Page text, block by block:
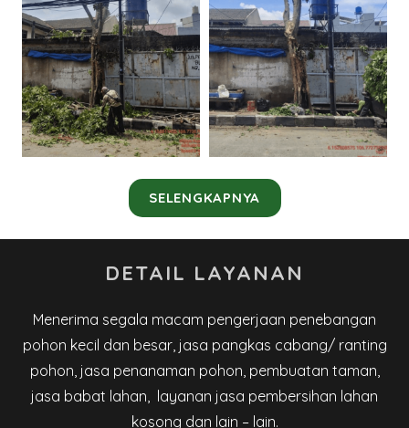
SELENGKAPNYA
DETAIL LAYANAN
Menerima segala macam pengerjaan penebangan
pohon kecil dan besar, jasa pangkas cabang/ ranting
pohon, jasa penanaman pohon, pembuatan taman,
jasa babat lahan, layanan jasa pembersihan lahan
kosong dan lain – lain.